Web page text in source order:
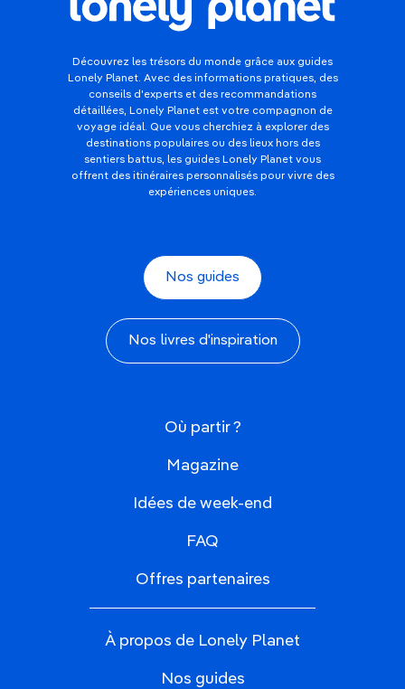
Découvrez les trésors du monde grâce aux guides
Lonely Planet. Avec des informations pratiques, des
conseils d'experts et des recommandations
détaillées, Lonely Planet est votre compagnon de
voyage idéal. Que vous cherchiez à explorer des
destinations populaires ou des lieux hors des
sentiers battus, les guides Lonely Planet vous
offrent des itinéraires personnalisés pour vivre des
expériences uniques.
Nos guides
Nos livres d'inspiration
Où partir ?
Magazine
Idées de week-end
FAQ
Offres partenaires
À propos de Lonely Planet
Nos guides